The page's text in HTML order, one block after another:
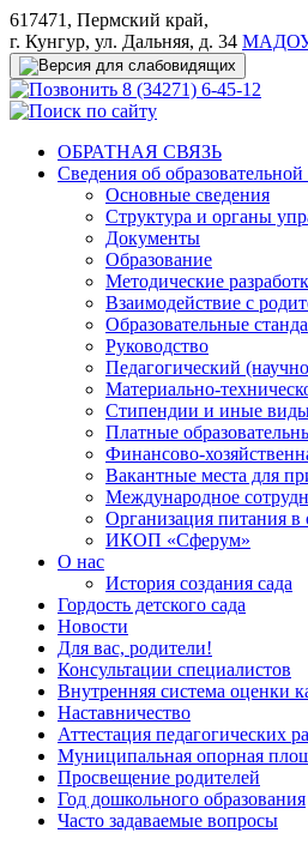
617471, Пермский край,
г. Кунгур, ул. Дальняя, д. 34 МАДОУ
8 (34271) 6-45-12
ОБРАТНАЯ СВЯЗЬ
Сведения об
Основные сведения
Структура и органы
Документы
Образование
Методические
Взаимодействие с
Образовательные
Руководство
Педагогический
Материально-
Стипендии и иные
Платные
Финансово-
Вакантные места для
Международное
Организация питания в
ИКОП «Сферум»
О нас
История создания сада
Гордость детского сада
Новости
Для вас, родители!
Консультации специалистов
Внутренняя система оценки
Наставничество
Аттестация педагогических
Муниципальная опорная
Просвещение родителей
Год дошкольного образования
Часто задаваемые вопросы